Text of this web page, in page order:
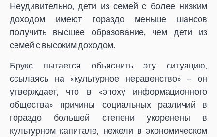
Неудивительно, дети из семей с более низким
доходом имеют гораздо меньше шансов
получить высшее образование, чем дети из
семей с высоким доходом.
Брукс пытается объяснить эту ситуацию,
ссылаясь на «культурное неравенство» – он
утверждает, что в «эпоху информационного
общества» причины социальных различий в
гораздо большей степени укоренены в
культурном капитале, нежели в экономическом